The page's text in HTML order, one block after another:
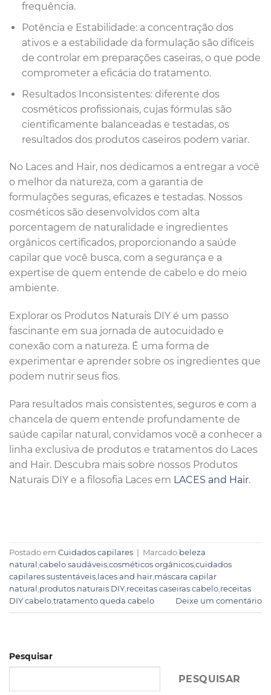
Pesquisar
PESQUISAR
frequência.
Potência e Estabilidade: a concentração dos
ativos e a estabilidade da formulação são difíceis
de controlar em preparações caseiras, o que pode
comprometer a eficácia do tratamento.
Resultados Inconsistentes: diferente dos
cosméticos profissionais, cujas fórmulas são
cientificamente balanceadas e testadas, os
resultados dos produtos caseiros podem variar.
No Laces and Hair, nos dedicamos a entregar a você
o melhor da natureza, com a garantia de
formulações seguras, eficazes e testadas. Nossos
cosméticos são desenvolvidos com alta
porcentagem de naturalidade e ingredientes
orgânicos certificados, proporcionando a saúde
capilar que você busca, com a segurança e a
expertise de quem entende de cabelo e do meio
ambiente.
Explorar os Produtos Naturais DIY é um passo
fascinante em sua jornada de autocuidado e
conexão com a natureza. É uma forma de
experimentar e aprender sobre os ingredientes que
podem nutrir seus fios.
Para resultados mais consistentes, seguros e com a
chancela de quem entende profundamente de
saúde capilar natural, convidamos você a conhecer a
linha exclusiva de produtos e tratamentos do Laces
and Hair. Descubra mais sobre nossos Produtos
Naturais DIY e a filosofia Laces em LACES and Hair.
Postado em Cuidados capilares Marcado beleza
natural cabelo saudáveis cosméticos orgânicos cuidados
capilares sustentáveis laces and hair máscara capilar
natural produtos naturais DIY receitas caseiras cabelo receitas
DIY cabelo tratamento queda cabelo Deixe um comentário